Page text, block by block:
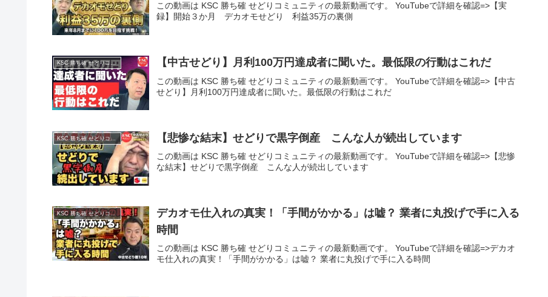
この動画は KSC 勝ち確 せどりコミュニティの最新動画です。 YouTubeで詳細を確認=>【実
録】開始３か月 デカオモせどり 利益35万の裏側
KSC 勝ち確 せどりコミュニティ 【中古せどり】月利100万円達成者に聞いた。最低限の行動はこれだ
この動画は KSC 勝ち確 せどりコミュニティの最新動画です。 YouTubeで詳細を確認=>【中古
せどり】月利100万円達成者に聞いた。最低限の行動はこれだ
KSC 勝ち確 せどりコミュニティ 【悲惨な結末】せどりで黒字倒産 こんな人が続出しています
この動画は KSC 勝ち確 せどりコミュニティの最新動画です。 YouTubeで詳細を確認=>【悲惨
な結末】せどりで黒字倒産 こんな人が続出しています
KSC 勝ち確 せどりコミュニティ
デカオモ仕入れの真実！「手間がかかる」は嘘？ 業者に丸投げで手に入る
時間
この動画は KSC 勝ち確 せどりコミュニティの最新動画です。 YouTubeで詳細を確認=>デカオ
モ仕入れの真実！「手間がかかる」は嘘？ 業者に丸投げで手に入る時間